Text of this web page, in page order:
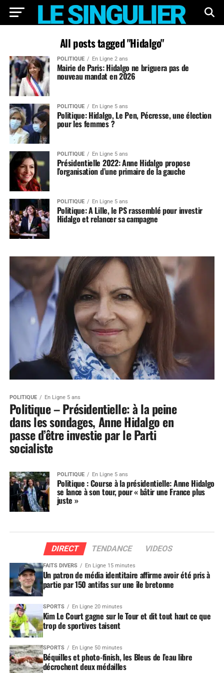
All posts tagged "Hidalgo"
POLITIQUE En Ligne 2 ans
Mairie de Paris: Hidalgo ne briguera pas de
nouveau mandat en 2026
POLITIQUE En Ligne 5 ans
Politique: Hidalgo, Le Pen, Pécresse, une élection
pour les femmes ?
POLITIQUE En Ligne 5 ans
Présidentielle 2022: Anne Hidalgo propose
l’organisation d’une primaire de la gauche
POLITIQUE En Ligne 5 ans
Politique: A Lille, le PS rassemblé pour investir
Hidalgo et relancer sa campagne
POLITIQUE En Ligne 5 ans
Politique – Présidentielle: à la peine
dans les sondages, Anne Hidalgo en
passe d’être investie par le Parti
socialiste
POLITIQUE En Ligne 5 ans
Politique : Course à la présidentielle: Anne Hidalgo
se lance à son tour, pour « bâtir une France plus
juste »
DIRECT TENDANCE VIDEOS
FAITS DIVERS En Ligne 15 minutes
Un patron de média identitaire affirme avoir été pris à
partie par 150 antifas sur une île bretonne
SPORTS En Ligne 20 minutes
Kim Le Court gagne sur le Tour et dit tout haut ce que
trop de sportives taisent
SPORTS En Ligne 50 minutes
Béquilles et photo-finish, les Bleus de l’eau libre
décrochent deux médailles